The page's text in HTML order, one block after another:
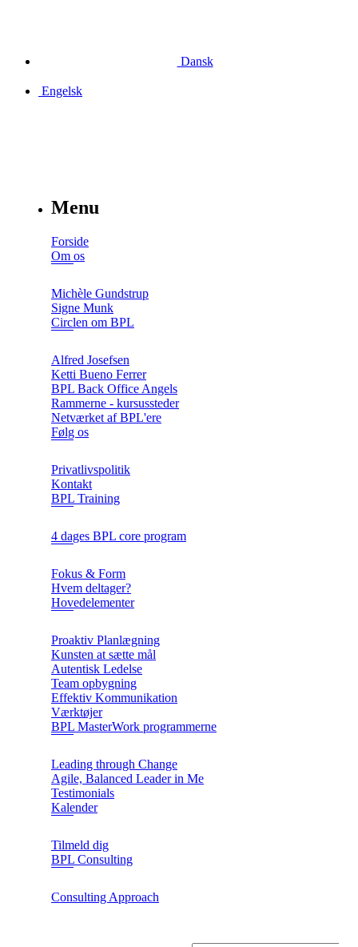
Dansk
Engelsk
Menu
Forside
Om os
Michèle Gundstrup
Signe Munk
Circlen om BPL
Alfred Josefsen
Ketti Bueno Ferrer
BPL Back Office Angels
Rammerne - kursussteder
Netværket af BPL'ere
Følg os
Privatlivspolitik
Kontakt
BPL Training
4 dages BPL core program
Fokus & Form
Hvem deltager?
Hovedelementer
Proaktiv Planlægning
Kunsten at sætte mål
Autentisk Ledelse
Team opbygning
Effektiv Kommunikation
Værktøjer
BPL MasterWork programmerne
Leading through Change
Agile, Balanced Leader in Me
Testimonials
Kalender
Tilmeld dig
BPL Consulting
Consulting Approach